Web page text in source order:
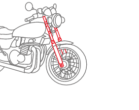
3
4
2
3
4
2
3
4
2
3
4
3
4